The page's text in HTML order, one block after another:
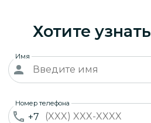
Хотите
Имя
+7
Номер телефона